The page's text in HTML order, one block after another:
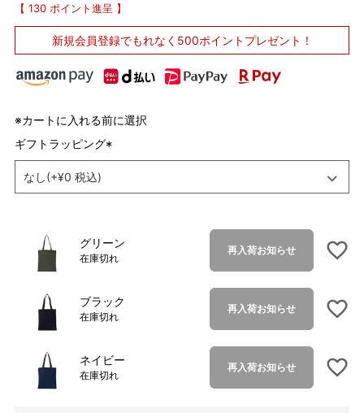
130 ポイント進呈
新規会員登録でもれなく500ポイントプレゼント！
※カートに入れる前に選択
ギフトラッピング
(
グリーン
在庫切れ
再入荷お知らせ
ブラック
在庫切れ
再入荷お知らせ
ネイビー
在庫切れ
再入荷お知らせ